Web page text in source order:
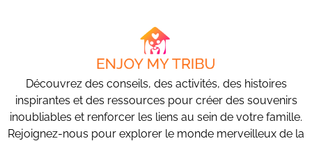
Découvrez des conseils, des activités, des histoires
inspirantes et des ressources pour créer des souvenirs
inoubliables et renforcer les liens au sein de votre famille.
Rejoignez-nous pour explorer le monde merveilleux de la